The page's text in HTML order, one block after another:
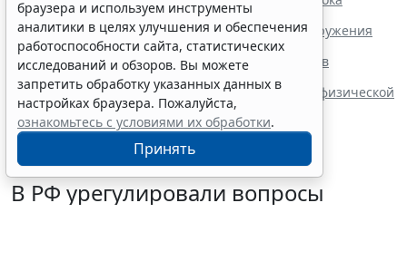
действия "гаражной амнистии"
Минюст России разработал проект о сроке обнаружения
недостатков товара
Правила формирования наблюдательных советов
автономных учреждений обновили
В РФ определены коды агрегатного состояния и физической
формы видов отходов
В РФ урегулировали вопросы
браузера и используем инструменты
аналитики в целях улучшения и обеспечения
работоспособности сайта, статистических
исследований и обзоров. Вы можете
запретить обработку указанных данных в
настройках браузера. Пожалуйста,
ознакомьтесь с условиями их обработки.
Принять